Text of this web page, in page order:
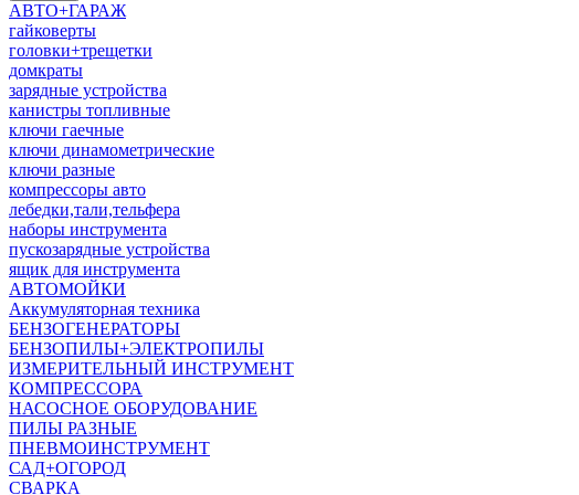
АВТО+ГАРАЖ
гайковерты
головки+трещетки
домкраты
зарядные устройства
канистры топливные
ключи гаечные
ключи динамометрические
ключи разные
компрессоры авто
лебедки,тали,тельфера
наборы инструмента
пускозарядные устройства
ящик для инструмента
АВТОМОЙКИ
Аккумуляторная техника
БЕНЗОГЕНЕРАТОРЫ
БЕНЗОПИЛЫ+ЭЛЕКТРОПИЛЫ
ИЗМЕРИТЕЛЬНЫЙ ИНСТРУМЕНТ
КОМПРЕССОРА
НАСОСНОЕ ОБОРУДОВАНИЕ
ПИЛЫ РАЗНЫЕ
ПНЕВМОИНСТРУМЕНТ
САД+ОГОРОД
СВАРКА